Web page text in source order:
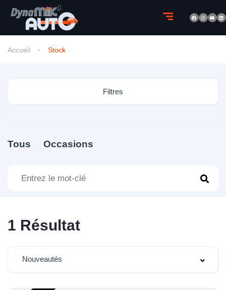
Accueil Stock
Filtres
Tous Occasions
1 Résultat
Nouveautés